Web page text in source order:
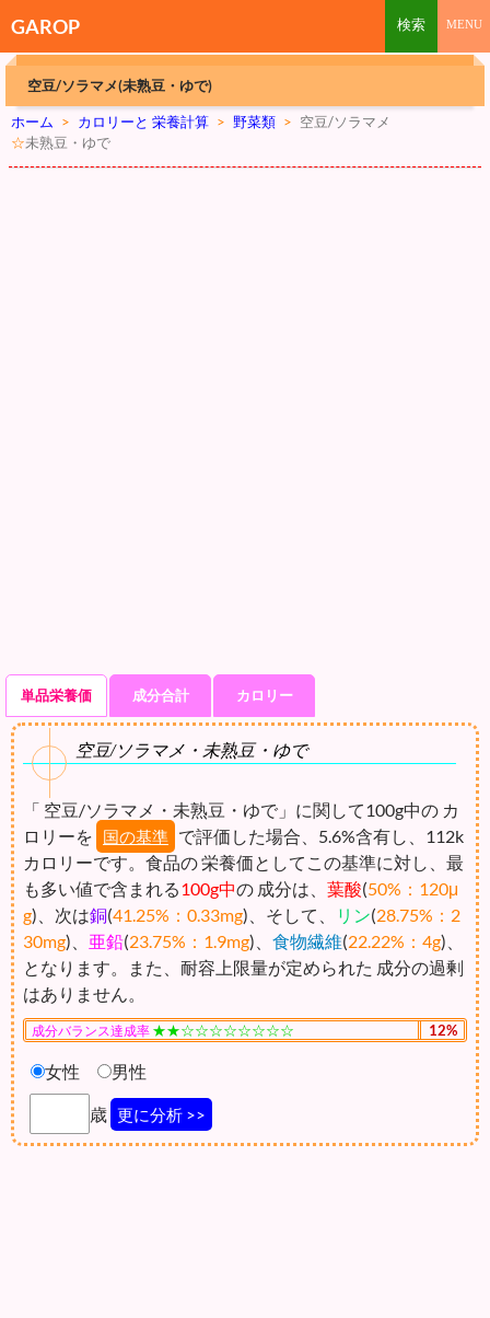
GAROP
空豆/ソラマメ(未熟豆・ゆで)
ホーム > カロリーと 栄養計算 > 野菜類 > 空豆/ソラマメ
☆未熟豆・ゆで
単品栄養価 成分合計 カロリー
空豆/ソラマメ・未熟豆・ゆで
「 空豆/ソラマメ・未熟豆・ゆで」に関して100g中の カ
ロリーを
国の基準 で評価した場合、5.6%含有し、112k
カロリーです。食品の 栄養価としてこの基準に対し、最
も多い値で含まれる100g中の 成分は、 葉酸(50%：120μ
g)、次は銅(41.25%：0.33mg)、そして、 リン(28.75%：2
30mg)、 亜鉛(23.75%：1.9mg)、 食物繊維(22.22%：4g)、
となります。また、耐容上限量が定められた 成分の過剰
はありません。
成分バランス達成率 ★★☆☆☆☆☆☆☆☆ 12%
女性 男性
歳 更に分析 >>